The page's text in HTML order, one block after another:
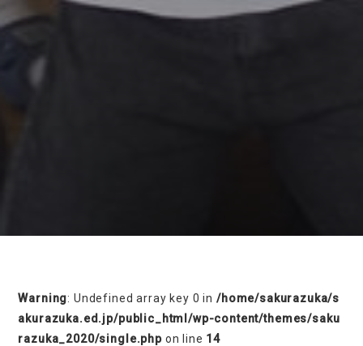
Warning: Undefined array key 0 in /home/sakurazuka/s
akurazuka.ed.jp/public_html/wp-content/themes/saku
razuka_2020/single.phpon line 14